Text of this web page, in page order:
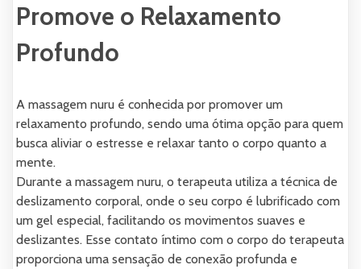
Promove o Relaxamento
Profundo
A massagem nuru é conhecida por promover um
relaxamento profundo, sendo uma ótima opção para quem
busca aliviar o estresse e relaxar tanto o corpo quanto a
mente.
Durante a massagem nuru, o terapeuta utiliza a técnica de
deslizamento corporal, onde o seu corpo é lubrificado com
um gel especial, facilitando os movimentos suaves e
deslizantes. Esse contato íntimo com o corpo do terapeuta
proporciona uma sensação de conexão profunda e